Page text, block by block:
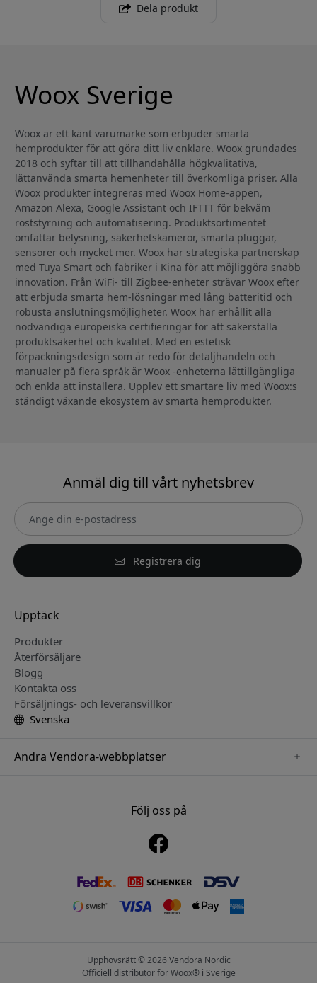
Dela produkt
Woox Sverige
Woox är ett känt varumärke som erbjuder smarta
hemprodukter för att göra ditt liv enklare. Woox grundades
2018 och syftar till att tillhandahålla högkvalitativa,
lättanvända smarta hemenheter till överkomliga priser. Alla
Woox produkter integreras med Woox Home-appen,
Amazon Alexa, Google Assistant och IFTTT för bekväm
röststyrning och automatisering. Produktsortimentet
omfattar belysning, säkerhetskameror, smarta pluggar,
sensorer och mycket mer. Woox har strategiska partnerskap
med Tuya Smart och fabriker i Kina för att möjliggöra snabb
innovation. Från WiFi- till Zigbee-enheter strävar Woox efter
att erbjuda smarta hem-lösningar med lång batteritid och
robusta anslutningsmöjligheter. Woox har erhållit alla
nödvändiga europeiska certifieringar för att säkerställa
produktsäkerhet och kvalitet. Med en estetisk
förpackningsdesign som är redo för detaljhandeln och
manualer på flera språk är Woox -enheterna lättillgängliga
och enkla att installera. Upplev ett smartare liv med Woox:s
ständigt växande ekosystem av smarta hemprodukter.
Anmäl dig till vårt nyhetsbrev
Registrera dig
Upptäck
Produkter
Återförsäljare
Blogg
Kontakta oss
Försäljnings- och leveransvillkor
Svenska
Andra Vendora-webbplatser
Följ oss på
Upphovsrätt © 2026 Vendora Nordic
Officiell distributör för Woox® i Sverige